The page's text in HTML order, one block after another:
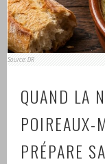
Source: DR
QUAND LA
POIREAUX-
PRÉPARE